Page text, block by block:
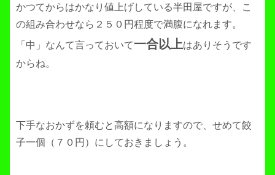
かつてからはかなり値上げしている半田屋ですが、こ
の組み合わせなら２５０円程度で満腹になれます。
「中」なんて言っておいて一合以上はありそうです
からね。
下手なおかずを頼むと高額になりますので、せめて餃
子一個（７０円）にしておきましょう。